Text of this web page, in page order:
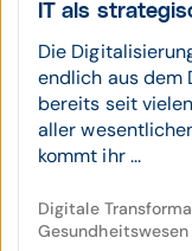
IT als
Die
endlich aus dem
bereits seit
aller
kommt ihr ...
Digitale